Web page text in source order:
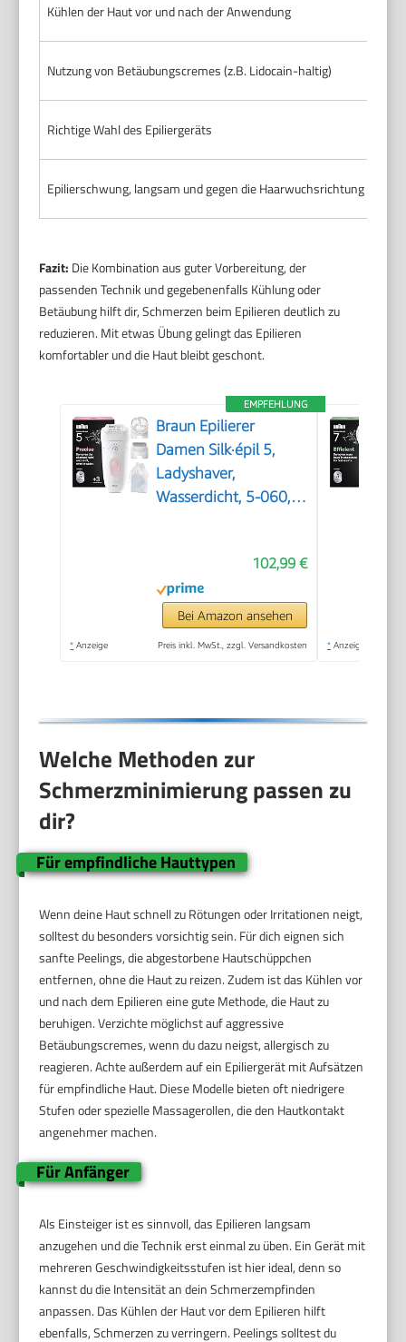
Kühlen der Haut vor und nach der Anwendung
Nutzung von Betäubungscremes (z.B. Lidocain-haltig)
Richtige Wahl des Epiliergeräts
Epilierschwung, langsam und gegen die Haarwuchsrichtung
Fazit: Die Kombination aus guter Vorbereitung, der
passenden Technik und gegebenenfalls Kühlung oder
Betäubung hilft dir, Schmerzen beim Epilieren deutlich zu
reduzieren. Mit etwas Übung gelingt das Epilieren
komfortabler und die Haut bleibt geschont.
EMPFEHLUNG
Braun Epilierer
Damen Silk·épil 5,
Ladyshaver,
Wasserdicht, 5-060,
102,99 €
Bei Amazon ansehen
* Anzeige Preis inkl. MwSt., zzgl. Versandkosten * Anzeige
Welche Methoden zur
Schmerzminimierung passen zu
dir?
Für empfindliche Hauttypen
Wenn deine Haut schnell zu Rötungen oder Irritationen neigt,
solltest du besonders vorsichtig sein. Für dich eignen sich
sanfte Peelings, die abgestorbene Hautschüppchen
entfernen, ohne die Haut zu reizen. Zudem ist das Kühlen vor
und nach dem Epilieren eine gute Methode, die Haut zu
beruhigen. Verzichte möglichst auf aggressive
Betäubungscremes, wenn du dazu neigst, allergisch zu
reagieren. Achte außerdem auf ein Epiliergerät mit Aufsätzen
für empfindliche Haut. Diese Modelle bieten oft niedrigere
Stufen oder spezielle Massagerollen, die den Hautkontakt
angenehmer machen.
Für Anfänger
Als Einsteiger ist es sinnvoll, das Epilieren langsam
anzugehen und die Technik erst einmal zu üben. Ein Gerät mit
mehreren Geschwindigkeitsstufen ist hier ideal, denn so
kannst du die Intensität an dein Schmerzempfinden
anpassen. Das Kühlen der Haut vor dem Epilieren hilft
ebenfalls, Schmerzen zu verringern. Peelings solltest du